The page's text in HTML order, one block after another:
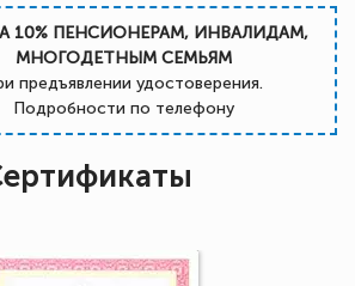
10% ПЕНСИОНЕРАМ, ИНВАЛИДАМ,
МНОГОДЕТНЫМ СЕМЬЯМ
предъявлении удостоверения.
Подробности по телефону